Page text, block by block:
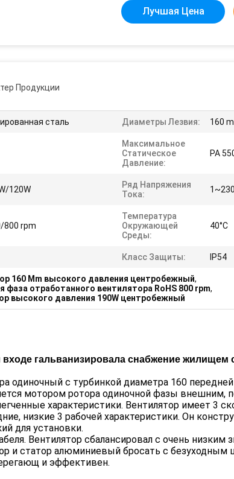
Лучшая Цена
Продукции
сталь Диаметры Лезвия: 160
Максимальное
Статическое
Давление:
PA
120W
Ряд Напряжения
Тока:
800 rpm
Температура
Окружающей
Среды:
40°C
Класс Защиты: IP54
160 Mm высокого давления центробежный,
фаза отработанного вентилятора RoHS 800 rpm,
высокого давления 190W центробежный
гальванизировала снабжение жилищем
одиночный с турбинкой диаметра 160
мотором ротора одиночной фазы внешним,
характеристики. Вентилятор имеет 3
низкие 3 рабочей характеристики. Он
для установки.
Вентилятор сбалансировал с очень низким
и статор алюминиевый бросать с
и эффективен.